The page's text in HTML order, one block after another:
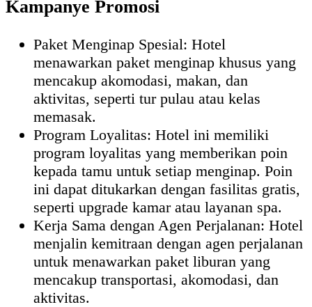
Kampanye Promosi
Paket Menginap Spesial: Hotel
menawarkan paket menginap khusus yang
mencakup akomodasi, makan, dan
aktivitas, seperti tur pulau atau kelas
memasak.
Program Loyalitas: Hotel ini memiliki
program loyalitas yang memberikan poin
kepada tamu untuk setiap menginap. Poin
ini dapat ditukarkan dengan fasilitas gratis,
seperti upgrade kamar atau layanan spa.
Kerja Sama dengan Agen Perjalanan: Hotel
menjalin kemitraan dengan agen perjalanan
untuk menawarkan paket liburan yang
mencakup transportasi, akomodasi, dan
aktivitas.